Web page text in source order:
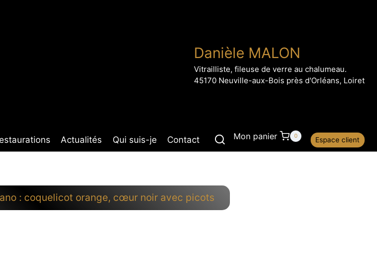
Danièle MALON
Vitrailliste, fileuse de verre au chalumeau.
45170 Neuville-aux-Bois près d'Orléans, Loiret
Actualités Qui suis-je Contact Mon panier 0
Espace client
: coquelicot orange, cœur noir avec picots